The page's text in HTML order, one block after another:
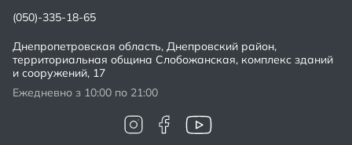
(050)-335-18-65
Днепропетровская область, Днепровский район,
территориальная община Слобожанская, комплекс зданий
и сооружений, 17
Ежедневно з 10:00 по 21:00